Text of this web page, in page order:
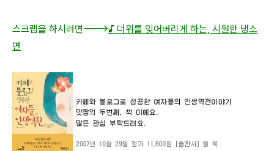
스크랩을 하시려면--->♪ 더위를 잊어버리게 하는, 시원한 냉소
면